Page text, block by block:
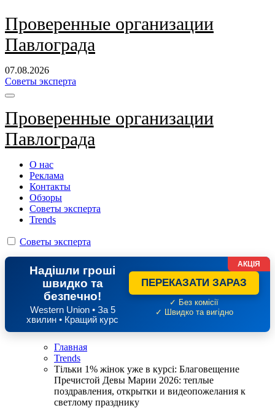
Перейти
к
содержанию
Проверенные организации
Павлограда
07.08.2026
Советы эксперта
Проверенные организации
Павлограда
О нас
Реклама
Контакты
Обзоры
Советы эксперта
Trends
Советы эксперта
Надішли гроші
швидко та
безпечно!
Western Union • За 5
хвилин • Кращий курс
ПЕРЕКАЗАТИ ЗАРАЗ
✓ Без комісії
✓ Швидко та вигідно
АКЦІЯ
Главная
Trends
Тільки 1% жінок уже в курсі: Благовещение
Пречистой Девы Марии 2026: теплые
поздравления, открытки и видеопожелания к
светлому празднику